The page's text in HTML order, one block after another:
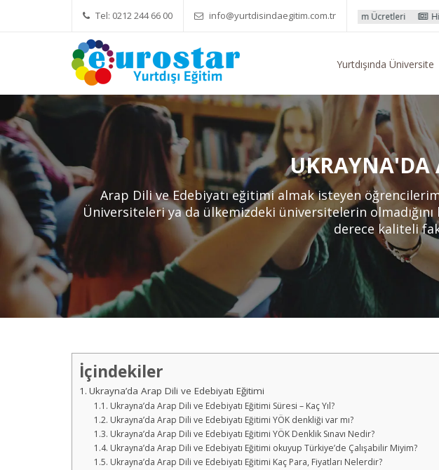
Tel: 0212 244 66 00 info@yurtdisindaegitim.com.tr
Yök Denkliği Önemli Eğitim Ücretleri Hizmetlerimiz
Yurtdışında Üniversite
UKRAYNA'DA
Arap Dili ve Edebiyatı eğitimi almak isteyen
Üniversiteleri ya da ülkemizdeki üniversitelerin
derece kaliteli
İçindekiler
Ukrayna’da Arap Dili ve Edebiyatı Eğitimi
Ukrayna’da Arap Dili ve Edebiyatı Eğitimi Süresi – Kaç Yıl?
Ukrayna’da Arap Dili ve Edebiyatı Eğitimi YÖK denkliği var mı?
Ukrayna’da Arap Dili ve Edebiyatı Eğitimi YÖK Denklik Sınavı Nedir?
Ukrayna’da Arap Dili ve Edebiyatı Eğitimi okuyup Türkiye’de Çalışabilir Miyim?
Ukrayna’da Arap Dili ve Edebiyatı Eğitimi Kaç Para, Fiyatları Nelerdir?